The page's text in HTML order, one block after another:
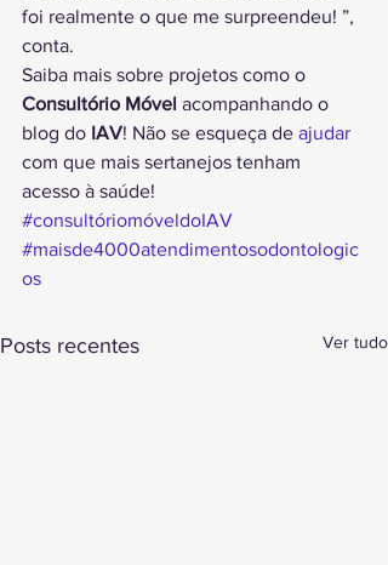
foi realmente o que me surpreendeu! ”,
conta.
Saiba mais sobre projetos como o
Consultório Móvel acompanhando o
blog do IAV! Não se esqueça de ajudar
com que mais sertanejos tenham
acesso à saúde!
#consultóriomóveldoIAV
#maisde4000atendimentosodontologic
os
Posts recentes Ver tudo